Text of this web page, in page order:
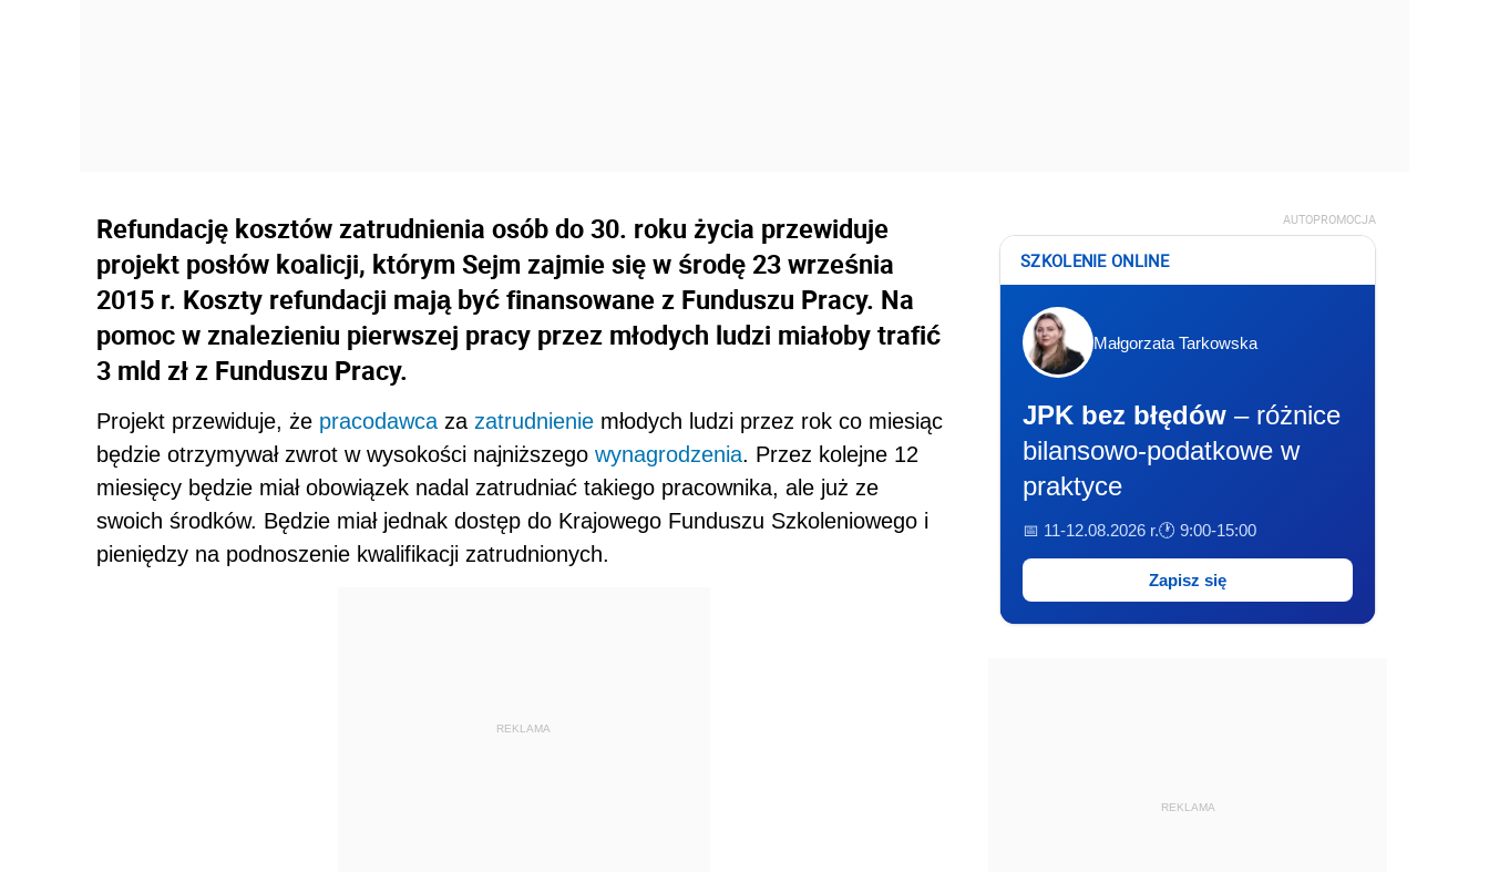
Refundację kosztów zatrudnienia osób do 30. roku życia przewiduje
projekt posłów koalicji, którym Sejm zajmie się w środę 23 września
2015 r. Koszty refundacji mają być finansowane z Funduszu Pracy. Na
pomoc w znalezieniu pierwszej pracy przez młodych ludzi miałoby trafić
3 mld zł z Funduszu Pracy.
Projekt przewiduje, że pracodawca za zatrudnienie młodych ludzi przez rok co miesiąc
będzie otrzymywał zwrot w wysokości najniższego wynagrodzenia. Przez kolejne 12
miesięcy będzie miał obowiązek nadal zatrudniać takiego pracownika, ale już ze
swoich środków. Będzie miał jednak dostęp do Krajowego Funduszu Szkoleniowego i
pieniędzy na podnoszenie kwalifikacji zatrudnionych.
REKLAMA
AUTOPROMOCJA
SZKOLENIE ONLINE
Małgorzata Tarkowska
JPK bez błędów – różnice
bilansowo-podatkowe w
praktyce
📅 11-12.08.2026 r.🕐 9:00-15:00
Zapisz się
REKLAMA